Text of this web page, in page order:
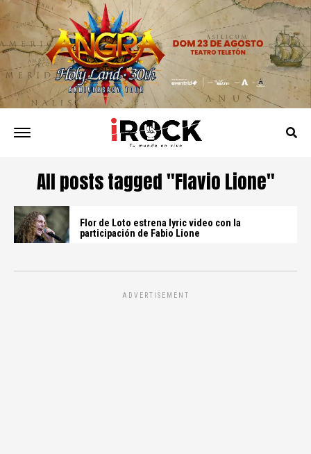
All posts tagged "Flavio Lione"
Flor de Loto estrena lyric video con la
participación de Fabio Lione
ADVERTISEMENT